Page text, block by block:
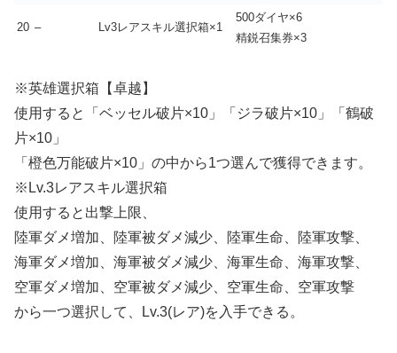
20 – Lv3レアスキル選択箱×1
500ダイヤ×6
精鋭召集券×3
※英雄選択箱【卓越】
使用すると「ベッセル破片×10」「ジラ破片×10」「鶴破
片×10」
「橙色万能破片×10」の中から1つ選んで獲得できます。
※Lv.3レアスキル選択箱
使用すると出撃上限、
陸軍ダメ増加、陸軍被ダメ減少、陸軍生命、陸軍攻撃、
海軍ダメ増加、海軍被ダメ減少、海軍生命、海軍攻撃、
空軍ダメ増加、空軍被ダメ減少、空軍生命、空軍攻撃
から一つ選択して、Lv.3(レア)を入手できる。